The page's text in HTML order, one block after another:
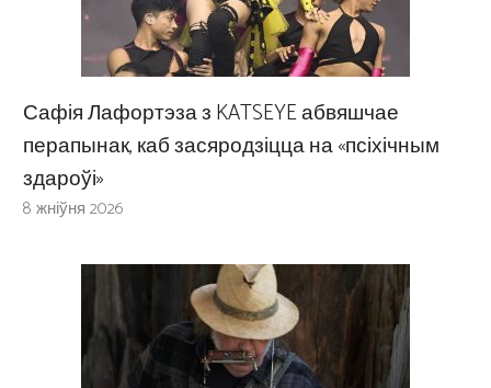
Сафія Лафортэза з KATSEYE абвяшчае
перапынак, каб засяродзіцца на «псіхічным
здароўі»
8 жніўня 2026